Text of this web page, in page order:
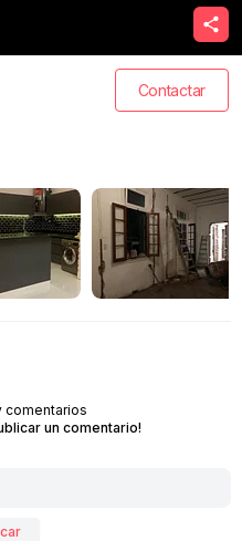
Contactar
comentarios
un comentario!